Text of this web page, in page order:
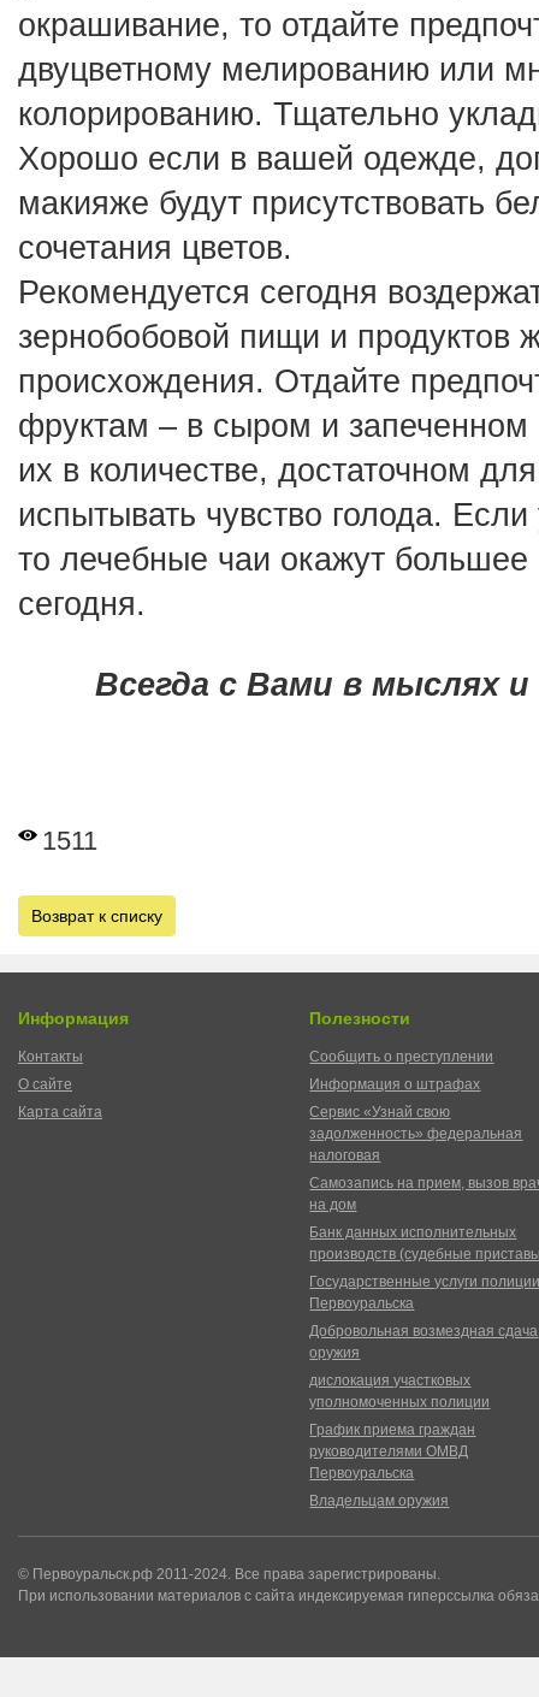
окрашивание, то отдайте
двуцветному мелированию или
колорированию. Тщательно
Хорошо если в вашей одежде,
макияже будут присутствовать
сочетания цветов.
Рекомендуется сегодня
зернобобовой пищи и продуктов
происхождения. Отдайте
фруктам – в сыром и
их в количестве, достаточном
испытывать чувство голода.
то лечебные чаи окажут большее
сегодня.
Всегда с Вами в мыслях и
1511
Возврат к списку
Информация
Контакты
О сайте
Карта сайта
Полезности
Сообщить о преступлении
Информация о штрафах
Сервис «Узнай свою
задолженность» федеральная
налоговая
Самозапись на прием, вызов
на дом
Банк данных исполнительных
производств (судебные
Государственные услуги
Первоуральска
Добровольная возмездная сдача
оружия
дислокация участковых
уполномоченных полиции
График приема граждан
руководителями ОМВД
Первоуральска
Владельцам оружия
© Первоуральск.рф 2011-2024. Все права зарегистрированы.
При использовании материалов с сайта индексируемая гиперссылка